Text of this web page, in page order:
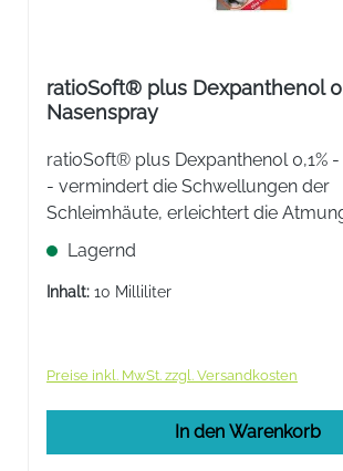
ratioSoft® plus Dexpanthenol
Nasenspray
ratioSoft® plus Dexpanthenol 0,1%
- vermindert die Schwellungen der
Schleimhäute, erleichtert die
Nase bei Schnupfen und unterstützt
von Haut- und Schleimhautschäden.
Lagernd
Inhalt: 10 Milliliter
Preise inkl. MwSt. zzgl. Versandkosten
In den Warenkorb